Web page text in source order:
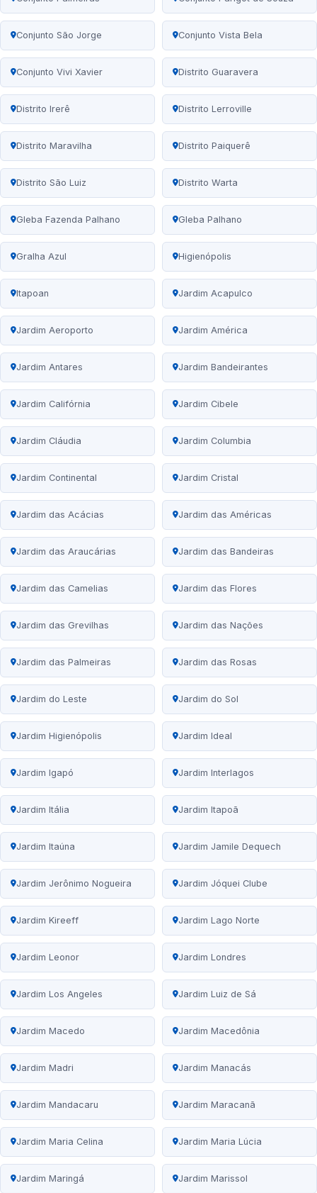
Conjunto São Jorge Conjunto Vista Bela
Conjunto Vivi Xavier Distrito Guaravera
Distrito Irerê Distrito Lerroville
Distrito Maravilha Distrito Paiquerê
Distrito São Luiz Distrito Warta
Gleba Fazenda Palhano Gleba Palhano
Gralha Azul Higienópolis
Itapoan Jardim Acapulco
Jardim Aeroporto Jardim América
Jardim Antares Jardim Bandeirantes
Jardim Califórnia Jardim Cibele
Jardim Cláudia Jardim Columbia
Jardim Continental Jardim Cristal
Jardim das Acácias Jardim das Américas
Jardim das Araucárias Jardim das Bandeiras
Jardim das Camelias Jardim das Flores
Jardim das Grevilhas Jardim das Nações
Jardim das Palmeiras Jardim das Rosas
Jardim do Leste Jardim do Sol
Jardim Higienópolis Jardim Ideal
Jardim Igapó Jardim Interlagos
Jardim Itália Jardim Itapoã
Jardim Itaúna Jardim Jamile Dequech
Jardim Jerônimo Nogueira Jardim Jóquei Clube
Jardim Kireeff Jardim Lago Norte
Jardim Leonor Jardim Londres
Jardim Los Angeles Jardim Luiz de Sá
Jardim Macedo Jardim Macedônia
Jardim Madri Jardim Manacás
Jardim Mandacaru Jardim Maracanã
Jardim Maria Celina Jardim Maria Lúcia
Jardim Maringá Jardim Marissol